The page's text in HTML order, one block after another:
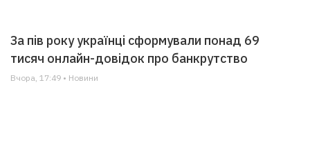
За пів року українці сформували понад 69
тисяч онлайн-довідок про банкрутство
Вчора, 17:49 • Новини